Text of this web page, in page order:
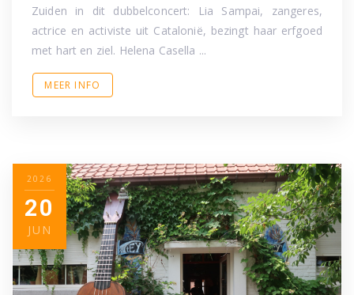
Zuiden in dit dubbelconcert: Lia Sampai, zangeres,
actrice en activiste uit Catalonië, bezingt haar erfgoed
met hart en ziel. Helena Casella ...
MEER INFO
2026
20
JUN